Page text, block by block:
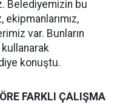
Belediyemizin bu
ekipmanlarımız,
var. Bunların
kullanarak
konuştu.
FARKLI ÇALIŞMA